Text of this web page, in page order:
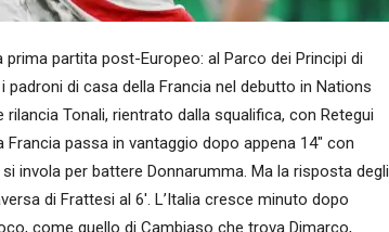
prima partita post-Europeo: al Parco dei Principi di
di casa della Francia nel debutto in Nations
Tonali, rientrato dalla squalifica, con Retegui
passa in vantaggio dopo appena 14″ con
invola per battere Donnarumma. Ma la risposta degli
di Frattesi al 6′. L’Italia cresce minuto dopo
come quello di Cambiaso che trova Dimarco,